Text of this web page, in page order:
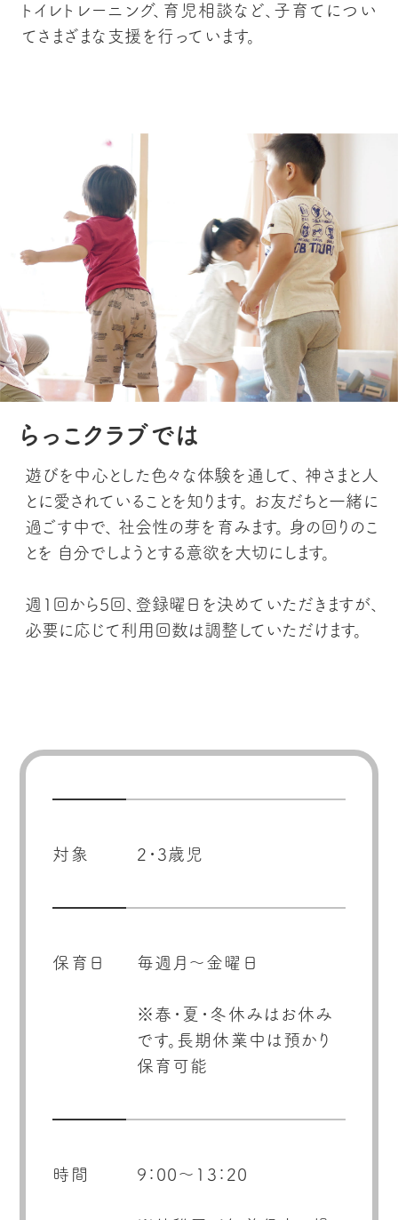
トイレトレーニング、育児相談など、子育てについ
らっこクラブでは
遊びを中心とした色々な体験を通して、
神さまと人
とに愛されていることを知ります。
お友だちと一緒に
過ごす中で、
社会性の芽を育みます。
身の回りのこ
とを 自分でしようとする意欲を大切にします。
週1回から5回、登録曜日を決めていただきますが、
必要に応じて利用回数は調整していただけます。
対象 2・3歳児
保育日 毎週月～金曜日
※春・夏・冬休みはお休み
です。長期休業中は預かり
時間 9：00～13：20